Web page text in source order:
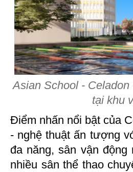
Asian School -
tại khu
Điểm nhấn nổi bật của
- nghệ thuật ấn tượng
đa năng, sân vận
nhiều sân thể thao